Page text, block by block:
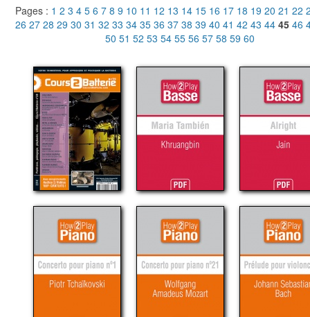
Pages : 1 2 3 4 5 6 7 8 9 10 11 12 13 14 15 16 17 18 19 20 21 22
26 27 28 29 30 31 32 33 34 35 36 37 38 39 40 41 42 43 44 45 46
50 51 52 53 54 55 56 57 58 59 60